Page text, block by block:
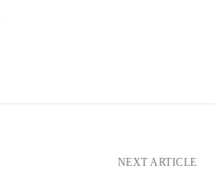
NEXT ARTICLE